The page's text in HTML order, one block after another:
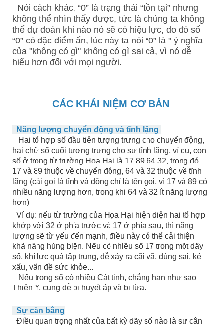
Nói cách khác, “0” là trạng thái “tồn tại” nhưng
không thể nhìn thấy được, tức là chúng ta không
thể dự đoán khi nào nó sẽ có hiệu lực, do đó số
“0” có đặc điểm ẩn, lúc này ta nói “0” là " ý nghĩa
của "không có gì" không có gì sai cả, vì nó dễ
hiểu hơn đối với mọi người.
CÁC KHÁI NIỆM CƠ BẢN
Năng lượng chuyển động và tĩnh lặng
Hai tổ hợp số đầu tiên tượng trưng cho chuyển động,
hai chữ số cuối tượng trưng cho sự tĩnh lặng, ví dụ, con
số ở trong từ trường Họa Hại là 17 89 64 32, trong đó
17 và 89 thuộc về chuyển động, 64 và 32 thuộc về tĩnh
lặng (cái gọi là tĩnh và động chỉ là tên gọi, vì 17 và 89 có
nhiều năng lượng hơn, trong khi 64 và 32 ít năng lượng
hơn)
Ví dụ: nếu từ trường của Họa Hại hiện diện hai tổ hợp
khớp với 32 ở phía trước và 17 ở phía sau, thì năng
lượng sẽ từ yếu đến mạnh, điều này có thể cải thiện
khả năng hùng biện. Nếu có nhiều số 17 trong một dãy
số, khí lực quá tập trung, dễ xảy ra cãi vã, đúng sai, kẻ
xấu, vấn đề sức khỏe...
Nếu trong số có nhiều Cát tinh, chẳng hạn như sao
Thiên Y, cũng dễ bị huyết áp và bị lừa.
Sự cân bằng
Điều quan trọng nhất của bất kỳ dãy số nào là sự cân